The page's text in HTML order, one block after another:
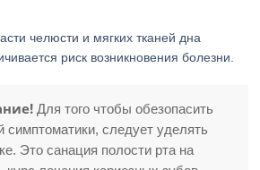
челюсти и мягких тканей дна
риск возникновения болезни.
Для того чтобы обезопасить
симптоматики, следует уделять
Это санация полости рта на